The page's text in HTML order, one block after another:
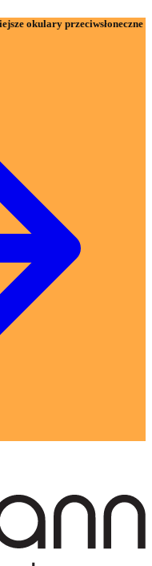
okulary przeciwsłoneczne